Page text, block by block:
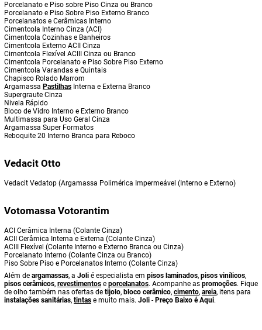
Porcelanato e Piso sobre Piso Cinza ou Branco
Porcelanato e Piso Sobre Piso Externo Branco
Porcelanatos e Cerâmicas Interno
Cimentcola Interno Cinza (ACI)
Cimentcola Cozinhas e Banheiros
Cimentcola Externo ACII Cinza
Cimentcola Flexível ACIII Cinza ou Branco
Cimentcola Porcelanato e Piso Sobre Piso Externo
Cimentcola Varandas e Quintais
Chapisco Rolado Marrom
Argamassa Pastilhas Interna e Externa Branco
Supergraute Cinza
Nivela Rápido
Bloco de Vidro Interno e Externo Branco
Multimassa para Uso Geral Cinza
Argamassa Super Formatos
Reboquite 20 Interno Branca para Reboco
Vedacit Otto
Vedacit Vedatop (Argamassa Polimérica Impermeável (Interno e Externo)
Votomassa Votorantim
ACI Cerâmica Interna (Colante Cinza)
ACII Cerâmica Interna e Externa (Colante Cinza)
ACIII Flexível (Colante Interno e Externo Branca ou Cinza)
Porcelanato Interno (Colante Cinza ou Branco)
Piso Sobre Piso e Porcelanatos Interno (Colante Cinza)
Além de argamassas, a Joli é especialista em pisos laminados, pisos vinílicos,
pisos cerâmicos, revestimentos e porcelanatos. Acompanhe as promoções. Fique
de olho também nas ofertas de tijolo, bloco cerâmico, cimento, areia, itens para
instalações sanitárias, tintas e muito mais. Joli - Preço Baixo é Aqui.